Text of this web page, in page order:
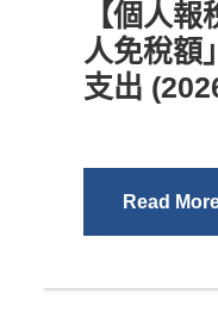
【個人
人免稅額
支出
Read